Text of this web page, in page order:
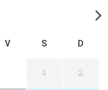
V S D
1 2